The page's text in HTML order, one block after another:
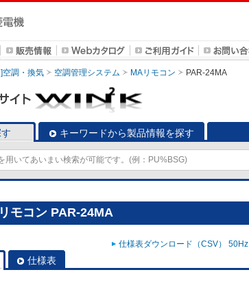
空調・換気 空調管理システム MAリモコン PAR-24MA
キーワードから製品情報を探す
モコン PAR-24MA
仕様表ダウンロード（CSV） 50Hz
仕様表